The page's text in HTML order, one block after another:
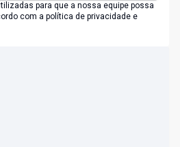
para que a nossa equipe possa
com a política de privacidade e